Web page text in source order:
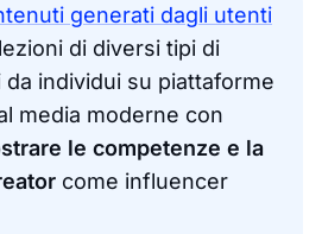
generati dagli utenti
di diversi tipi di
individui su piattaforme
media moderne con
le competenze e la
come influencer